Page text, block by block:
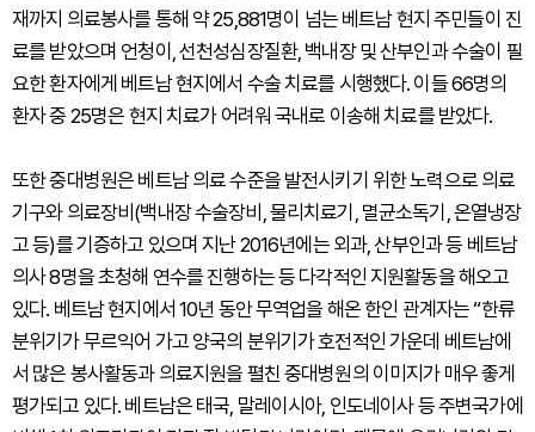
재까지 의료봉사를 통해 약 25,881명이 넘는 베트남 현지 주민들이 진
료를 받았으며 언청이, 선천성심장질환, 백내장 및 산부인과 수술이 필
요한 환자에게 베트남 현지에서 수술 치료를 시행했다. 이들 66명의
환자 중 25명은 현지 치료가 어려워 국내로 이송해 치료를 받았다.
또한 중대병원은 베트남 의료 수준을 발전시키기 위한 노력으로 의료
기구와 의료장비(백내장 수술장비, 물리치료기, 멸균소독기, 온열냉장
고 등)를 기증하고 있으며 지난 2016년에는 외과, 산부인과 등 베트남
의사 8명을 초청해 연수를 진행하는 등 다각적인 지원활동을 해오고
있다. 베트남 현지에서 10년 동안 무역업을 해온 한인 관계자는 “한류
분위기가 무르익어 가고 양국의 분위기가 호전적인 가운데 베트남에
서 많은 봉사활동과 의료지원을 펼친 중대병원의 이미지가 매우 좋게
평가되고 있다. 베트남은 태국, 말레이시아, 인도네이사 등 주변국가에